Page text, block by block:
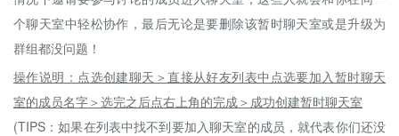
个聊天室中轻松协作，最后无论是要删除该暂时聊天室或是升级为
群组都没问题！
操作说明：点选创建聊天＞直接从好友列表中点选要加入暂时聊天
室的成员名字＞选完之后点右上角的完成＞成功创建暂时聊天室
(TIPS：如果在列表中找不到要加入聊天室的成员，就代表你们还没